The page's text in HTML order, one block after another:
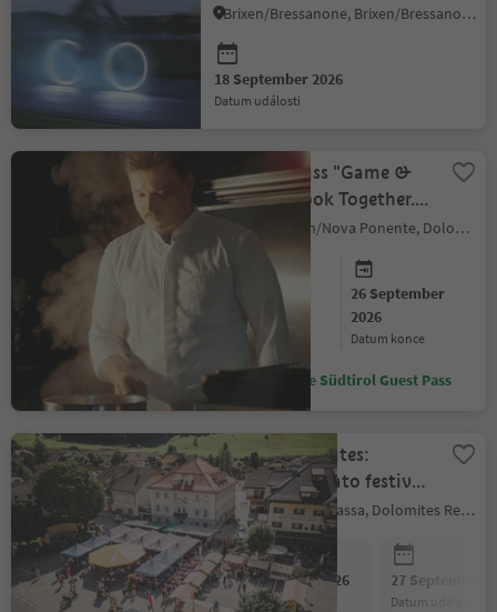
Brixen/Bressanone, Brixen/Bressanone and environs
18 September 2026
datum události
Cooking Class "Game &
Forest" – Cook Together.
Do Good Together.
Deutschnofen/Nova Ponente, Dolomites Region Eggental
26 September
datum začátku
26 September
2026
datum konce
Ušetřete se Südtirol Guest Pass
Golden³Dolomites:
Niederdorf potato festival
“the original”
Niederdorf/Villabassa, Dolomites Region 3 Zinnen
26 September 2026
datum události
27 September
datum události